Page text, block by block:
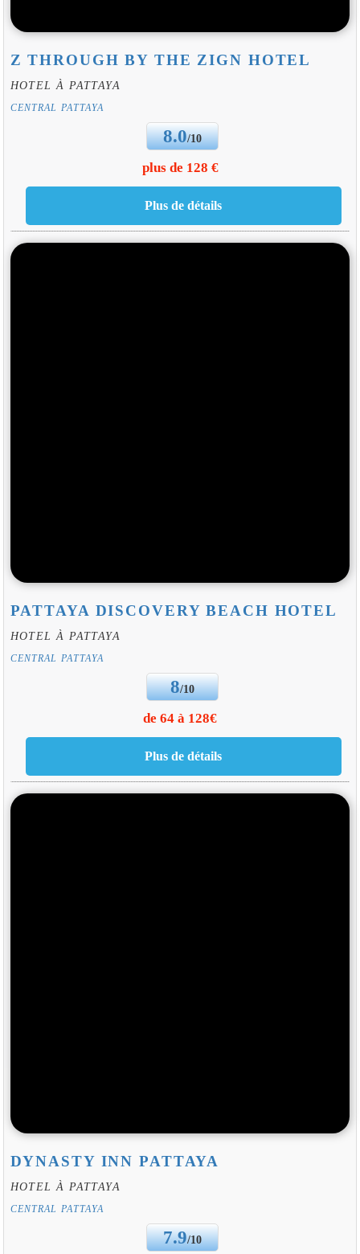
Z THROUGH BY THE ZIGN HOTEL
HOTEL À PATTAYA
CENTRAL PATTAYA
8.0/10
plus de 128 €
PATTAYA DISCOVERY BEACH HOTEL
HOTEL À PATTAYA
CENTRAL PATTAYA
8/10
de 64 à 128€
DYNASTY INN PATTAYA
HOTEL À PATTAYA
CENTRAL PATTAYA
7.9/10